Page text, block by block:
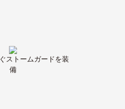
ストームガードを装
備